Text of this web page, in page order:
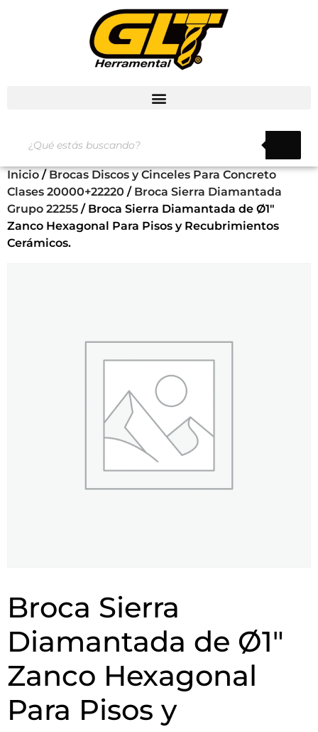
Inicio / Brocas Discos y Cinceles Para Concreto
Clases 20000+22220 / Broca Sierra Diamantada
Grupo 22255 / Broca Sierra Diamantada de Ø1″
Zanco Hexagonal Para Pisos y Recubrimientos
Cerámicos.
Broca Sierra
Diamantada de Ø1″
Zanco Hexagonal
Para Pisos y